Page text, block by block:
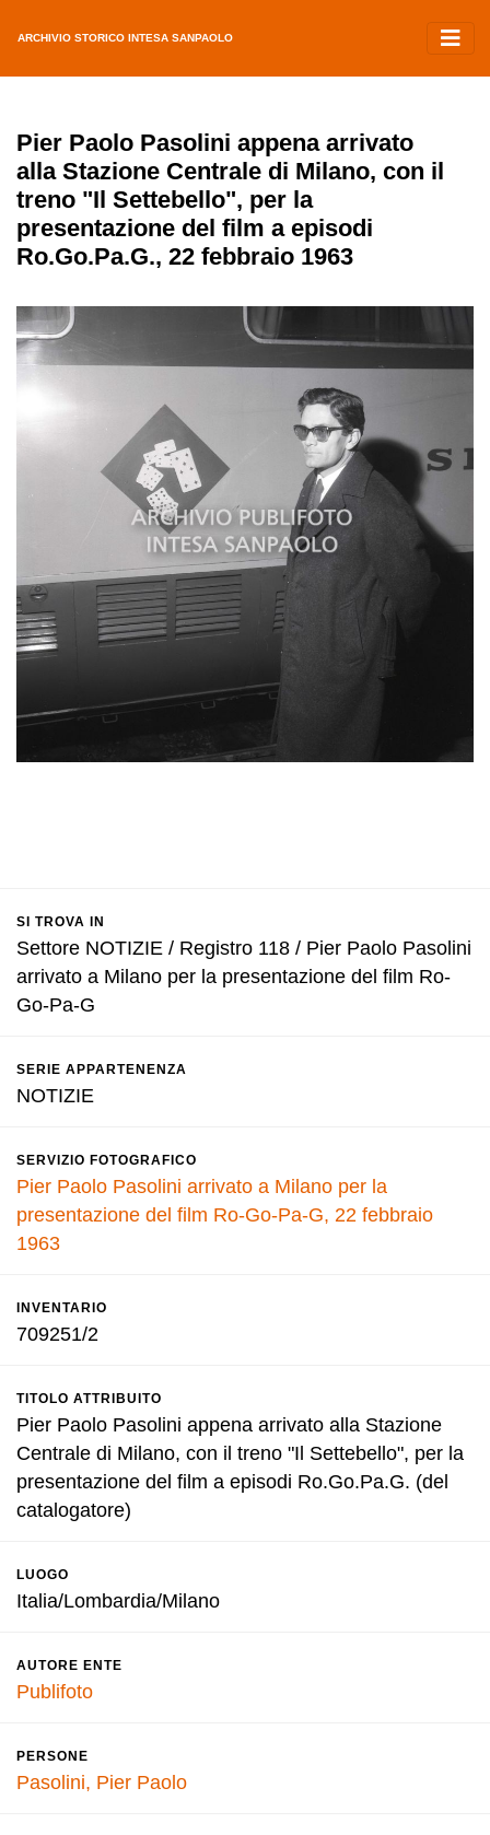
ARCHIVIO STORICO INTESA SANPAOLO
Pier Paolo Pasolini appena arrivato
alla Stazione Centrale di Milano, con il
treno "Il Settebello", per la
presentazione del film a episodi
Ro.Go.Pa.G., 22 febbraio 1963
SI TROVA IN
Settore NOTIZIE / Registro 118 / Pier Paolo Pasolini
arrivato a Milano per la presentazione del film Ro-
Go-Pa-G
SERIE APPARTENENZA
NOTIZIE
SERVIZIO FOTOGRAFICO
Pier Paolo Pasolini arrivato a Milano per la
presentazione del film Ro-Go-Pa-G, 22 febbraio
1963
INVENTARIO
709251/2
TITOLO ATTRIBUITO
Pier Paolo Pasolini appena arrivato alla Stazione
Centrale di Milano, con il treno "Il Settebello", per la
presentazione del film a episodi Ro.Go.Pa.G. (del
catalogatore)
LUOGO
Italia/Lombardia/Milano
AUTORE ENTE
Publifoto
PERSONE
Pasolini, Pier Paolo